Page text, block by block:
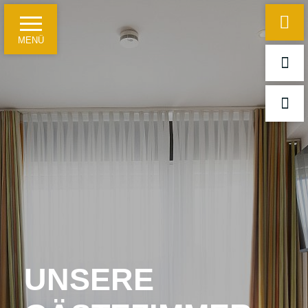
MENÜ
Hotelinformationen
UNSERE